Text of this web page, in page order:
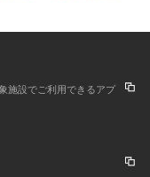
施設でご利用できるアプ